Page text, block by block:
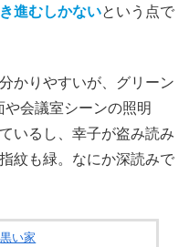
進むしかないという点で
かりやすいが、グリーン
会議室シーンの照明
いるし、幸子が盗み読み
紋も緑。なにか深読みで
黒い家